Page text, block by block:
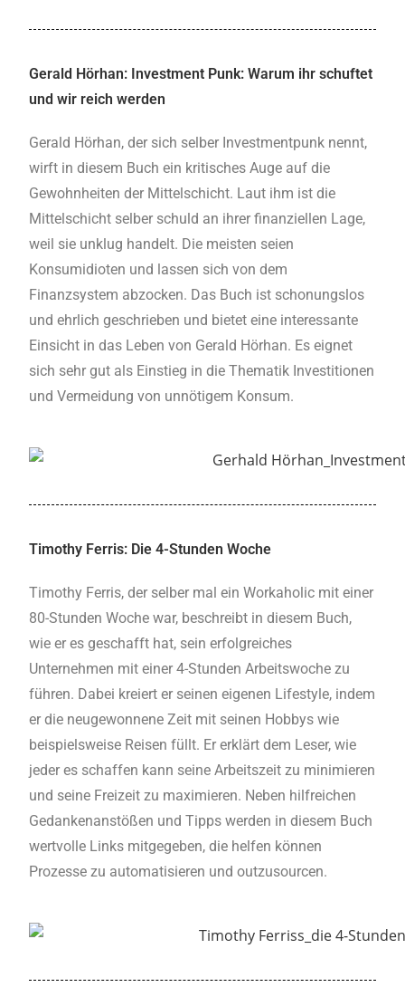
Gerald Hörhan: Investment Punk: Warum ihr schuftet
und wir reich werden
Gerald Hörhan, der sich selber Investmentpunk nennt,
wirft in diesem Buch ein kritisches Auge auf die
Gewohnheiten der Mittelschicht. Laut ihm ist die
Mittelschicht selber schuld an ihrer finanziellen Lage,
weil sie unklug handelt. Die meisten seien
Konsumidioten und lassen sich von dem
Finanzsystem abzocken. Das Buch ist schonungslos
und ehrlich geschrieben und bietet eine interessante
Einsicht in das Leben von Gerald Hörhan. Es eignet
sich sehr gut als Einstieg in die Thematik Investitionen
und Vermeidung von unnötigem Konsum.
Timothy Ferris: Die 4-Stunden Woche
Timothy Ferris, der selber mal ein Workaholic mit einer
80-Stunden Woche war, beschreibt in diesem Buch,
wie er es geschafft hat, sein erfolgreiches
Unternehmen mit einer 4-Stunden Arbeitswoche zu
führen. Dabei kreiert er seinen eigenen Lifestyle, indem
er die neugewonnene Zeit mit seinen Hobbys wie
beispielsweise Reisen füllt. Er erklärt dem Leser, wie
jeder es schaffen kann seine Arbeitszeit zu minimieren
und seine Freizeit zu maximieren. Neben hilfreichen
Gedankenanstößen und Tipps werden in diesem Buch
wertvolle Links mitgegeben, die helfen können
Prozesse zu automatisieren und outzusourcen.